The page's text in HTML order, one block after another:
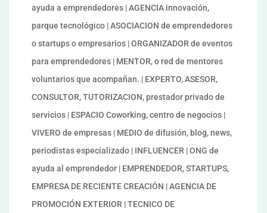
ayuda a emprendedores | AGENCIA innovación,
parque tecnológico | ASOCIACION de emprendedores
o startups o empresarios | ORGANIZADOR de eventos
para emprendedores | MENTOR, o red de mentores
voluntarios que acompañan. | EXPERTO, ASESOR,
CONSULTOR, TUTORIZACION, prestador privado de
servicios | ESPACIO Coworking, centro de negocios |
VIVERO de empresas | MEDIO de difusión, blog, news,
periodistas especializado | INFLUENCER | ONG de
ayuda al emprendedor | EMPRENDEDOR, STARTUPS,
EMPRESA DE RECIENTE CREACIÓN | AGENCIA DE
PROMOCIÓN EXTERIOR | TECNICO DE